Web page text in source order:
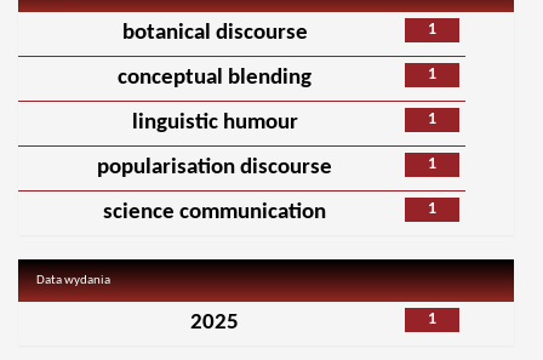
1
botanical discourse
1
conceptual blending
1
linguistic humour
1
popularisation discourse
1
science communication
Data wydania
1
2025